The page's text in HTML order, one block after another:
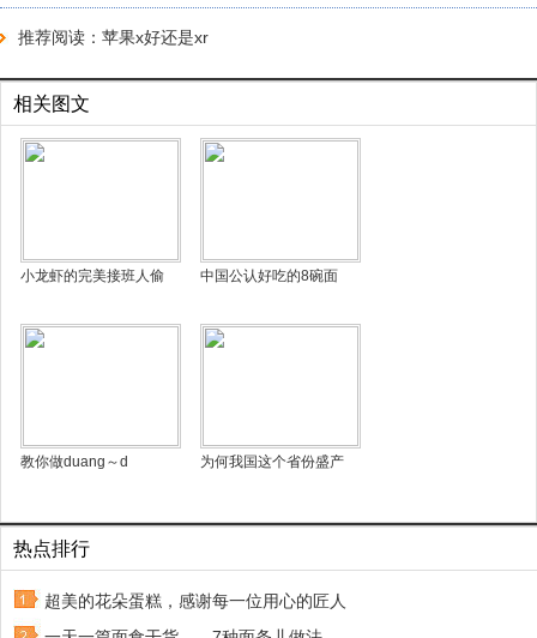
推荐阅读： 苹果x好还是xr
相关图文
小龙虾的完美接班人偷 中国公认好吃的8碗面
教你做duang～d 为何我国这个省份盛产
热点排行
超美的花朵蛋糕，感谢每一位用心的匠人